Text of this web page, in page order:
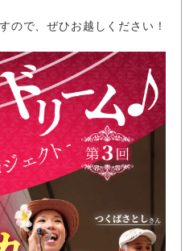
ので、ぜひお越しください！